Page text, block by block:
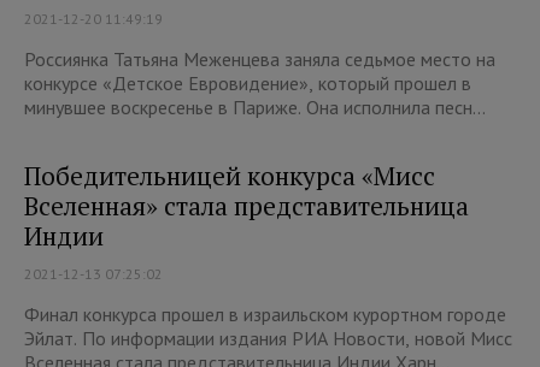
2021-12-20 11:49:19
Россиянка Татьяна Меженцева заняла седьмое место на
конкурсе «Детское Евровидение», который прошел в
минувшее воскресенье в Париже. Она исполнила песн...
Победительницей конкурса «Мисс
Вселенная» стала представительница
Индии
2021-12-13 07:25:02
Финал конкурса прошел в израильском курортном городе
Эйлат. По информации издания РИА Новости, новой Мисс